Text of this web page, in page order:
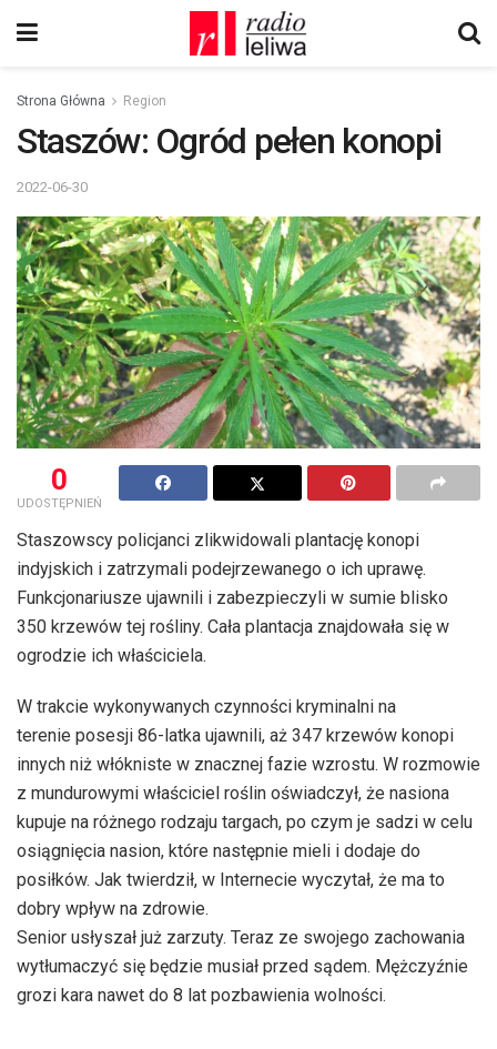
Strona Główna Region
Staszów: Ogród pełen konopi
2022-06-30
0
UDOSTĘPNIEŃ
Staszowscy policjanci zlikwidowali plantację konopi
indyjskich i zatrzymali podejrzewanego o ich uprawę.
Funkcjonariusze ujawnili i zabezpieczyli w sumie blisko
350 krzewów tej rośliny. Cała plantacja znajdowała się w
ogrodzie ich właściciela.
W trakcie wykonywanych czynności kryminalni na
terenie posesji 86-latka ujawnili, aż 347 krzewów konopi
innych niż włókniste w znacznej fazie wzrostu. W rozmowie
z mundurowymi właściciel roślin oświadczył, że nasiona
kupuje na różnego rodzaju targach, po czym je sadzi w celu
osiągnięcia nasion, które następnie mieli i dodaje do
posiłków. Jak twierdził, w Internecie wyczytał, że ma to
dobry wpływ na zdrowie.
Senior usłyszał już zarzuty. Teraz ze swojego zachowania
wytłumaczyć się będzie musiał przed sądem. Mężczyźnie
grozi kara nawet do 8 lat pozbawienia wolności.